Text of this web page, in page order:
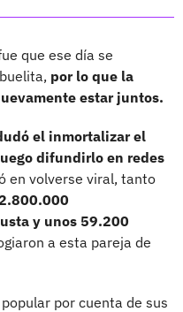
que ese día se
por lo que la
estar juntos.
el inmortalizar el
difundirlo en redes
en volverse viral, tanto
y unos 59.200
a esta pareja de
por cuenta de sus